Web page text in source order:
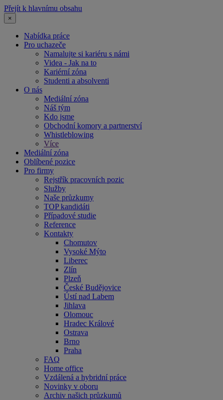
Přejít k hlavnímu obsahu
×
Nabídka práce
Pro uchazeče
Namalujte si kariéru s námi
Videa - Jak na to
Kariérní zóna
Studenti a absolventi
O nás
Mediální zóna
Náš tým
Kdo jsme
Obchodní komory a partnerství
Whistleblowing
Více
Mediální zóna
Oblíbené pozice
Pro firmy
Rejstřík pracovních pozic
Služby
Naše průzkumy
TOP kandidáti
Případové studie
Reference
Kontakty
Chomutov
Vysoké Mýto
Liberec
Zlín
Plzeň
České Budějovice
Ústí nad Labem
Jihlava
Olomouc
Hradec Králové
Ostrava
Brno
Praha
FAQ
Home office
Vzdálená a hybridní práce
Novinky v oboru
Archiv našich průzkumů